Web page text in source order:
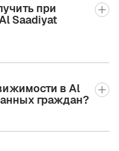
при
Saadiyat
в Al
граждан?